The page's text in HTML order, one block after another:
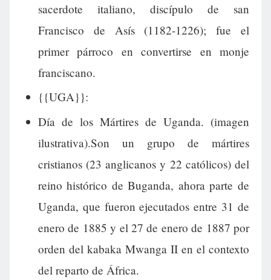
sacerdote italiano, discípulo de san
Francisco de Asís (1182-1226); fue el
primer párroco en convertirse en monje
franciscano.
{{UGA}}:
Día de los Mártires de Uganda. (imagen
ilustrativa).Son un grupo de mártires
cristianos (23 anglicanos y 22 católicos) del
reino histórico de Buganda, ahora parte de
Uganda, que fueron ejecutados entre 31 de
enero de 1885 y el 27 de enero de 1887 por
orden del kabaka Mwanga II en el contexto
del reparto de África.